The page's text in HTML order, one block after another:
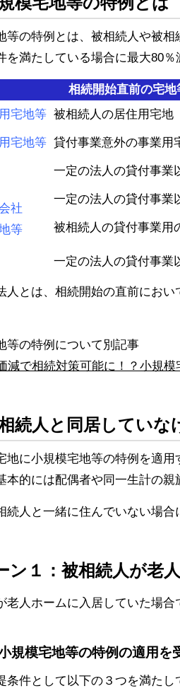
等の特例とは、被相続人や被
を満たしている場合に最大80％
相続開始直前の宅
宅地等 被相続人の居住用宅地
宅地等 貸付事業意外の事業用
社
等
一定の法人の貸付事業
一定の法人の貸付事業
被相続人の貸付事業用
一定の法人の貸付事業
人とは、相続開始の直前にお
等の特例について別記事
減で相続対策可能に！？小規
続人と同居してい
地に小規模宅地等の特例を適
本的には配偶者や同一生計の親
続人と一緒に住んでいない場
ン１：被相続人が老
老人ホームに入居していた場
小規模宅地等の特例の適用を
条件として以下の３つを満たし